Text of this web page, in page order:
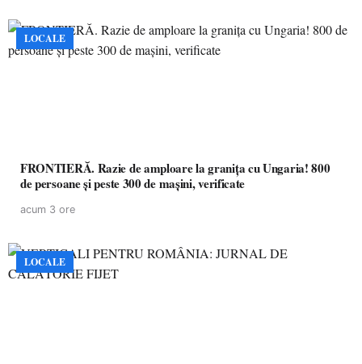
LOCALE
FRONTIERĂ. Razie de amploare la granița cu Ungaria! 800
de persoane și peste 300 de mașini, verificate
acum 3 ore
LOCALE